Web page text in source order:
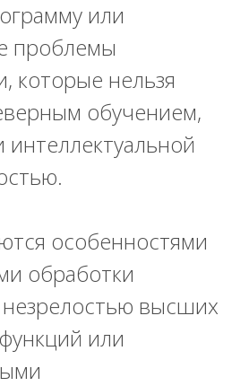
или
проблемы
которые нельзя
обучением,
особенностями
обработки
высших
или